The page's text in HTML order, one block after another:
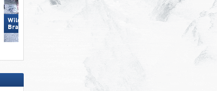
Wildkogel – Neukirchen/​
Bramberg